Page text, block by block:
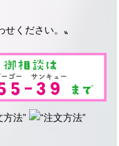
ください。〟